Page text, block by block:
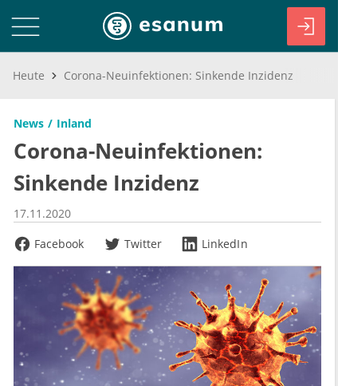
Heute Corona-Neuinfektionen: Sinkende Inzidenz
News Inland
Corona-Neuinfektionen:
Sinkende Inzidenz
17.11.2020
Facebook
Twitter LinkedIn